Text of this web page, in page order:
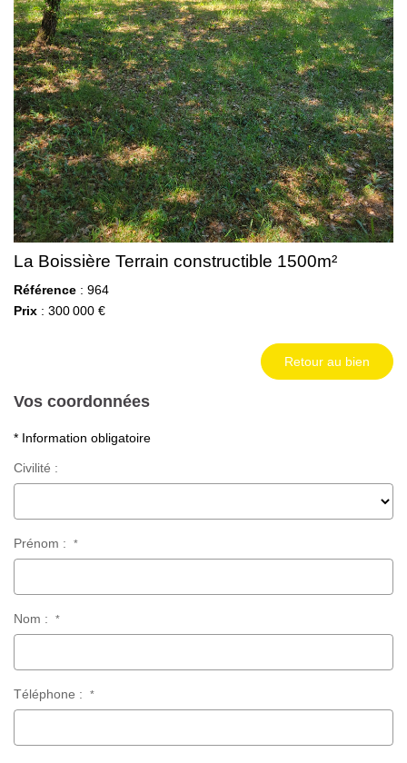
La Boissière Terrain constructible 1500m²
Référence : 964
Prix : 300 000 €
Retour au bien
Vos coordonnées
* Information obligatoire
Civilité :
Prénom : *
Nom : *
Téléphone : *